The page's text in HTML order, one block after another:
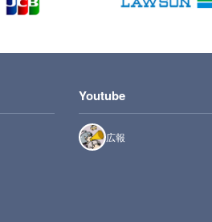
Youtube
広報